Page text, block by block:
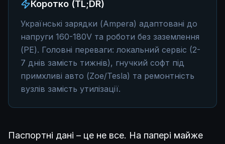
Коротко (TL;DR)
Українські зарядки (Ampera) адаптовані до
напруги 160-180V та роботи без заземлення
(PE). Головні переваги: локальний сервіс (2-
7 днів замість тижнів), гнучкий софт під
примхливі авто (Zoe/Tesla) та ремонтність
вузлів замість утилізації.
Паспортні дані – це не все. На папері майже